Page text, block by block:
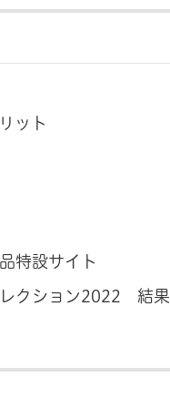
ット
特設サイト
レクション2022 結